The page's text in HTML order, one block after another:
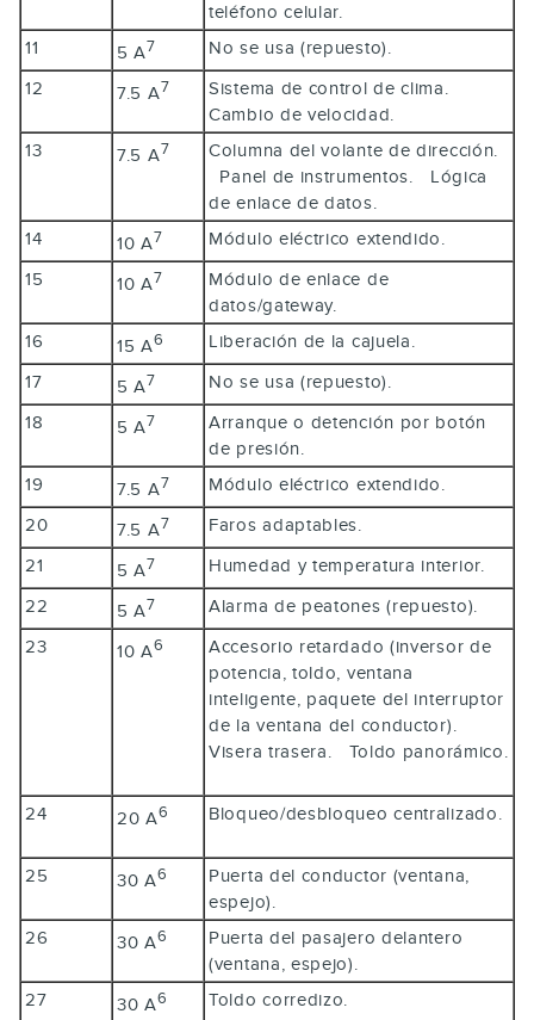
teléfono celular.
11
5 A7
No se usa (repuesto).
12
7.5 A7
Sistema de control de clima.
Cambio de velocidad.
13
7.5 A7
Columna del volante de dirección.
Panel de instrumentos. Lógica
de enlace de datos.
14
10 A7
Módulo eléctrico extendido.
15
10 A7
Módulo de enlace de
datos/gateway.
16
15 A6
Liberación de la cajuela.
17
5 A7
No se usa (repuesto).
18
5 A7
Arranque o detención por botón
de presión.
19
7.5 A7
Módulo eléctrico extendido.
20
7.5 A7
Faros adaptables.
21
5 A7
Humedad y temperatura interior.
22
5 A7
Alarma de peatones (repuesto).
23
10 A6
Accesorio retardado (inversor de
potencia, toldo, ventana
inteligente, paquete del interruptor
de la ventana del conductor).
Visera trasera. Toldo panorámico.
24 20 A6 Bloqueo/desbloqueo centralizado.
25 30 A6
Puerta del conductor (ventana,
espejo).
26
30 A6
Puerta del pasajero delantero
(ventana, espejo).
27
30 A6
Toldo corredizo.